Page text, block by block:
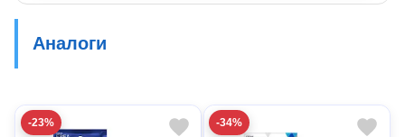
Аналоги
-23% -34%